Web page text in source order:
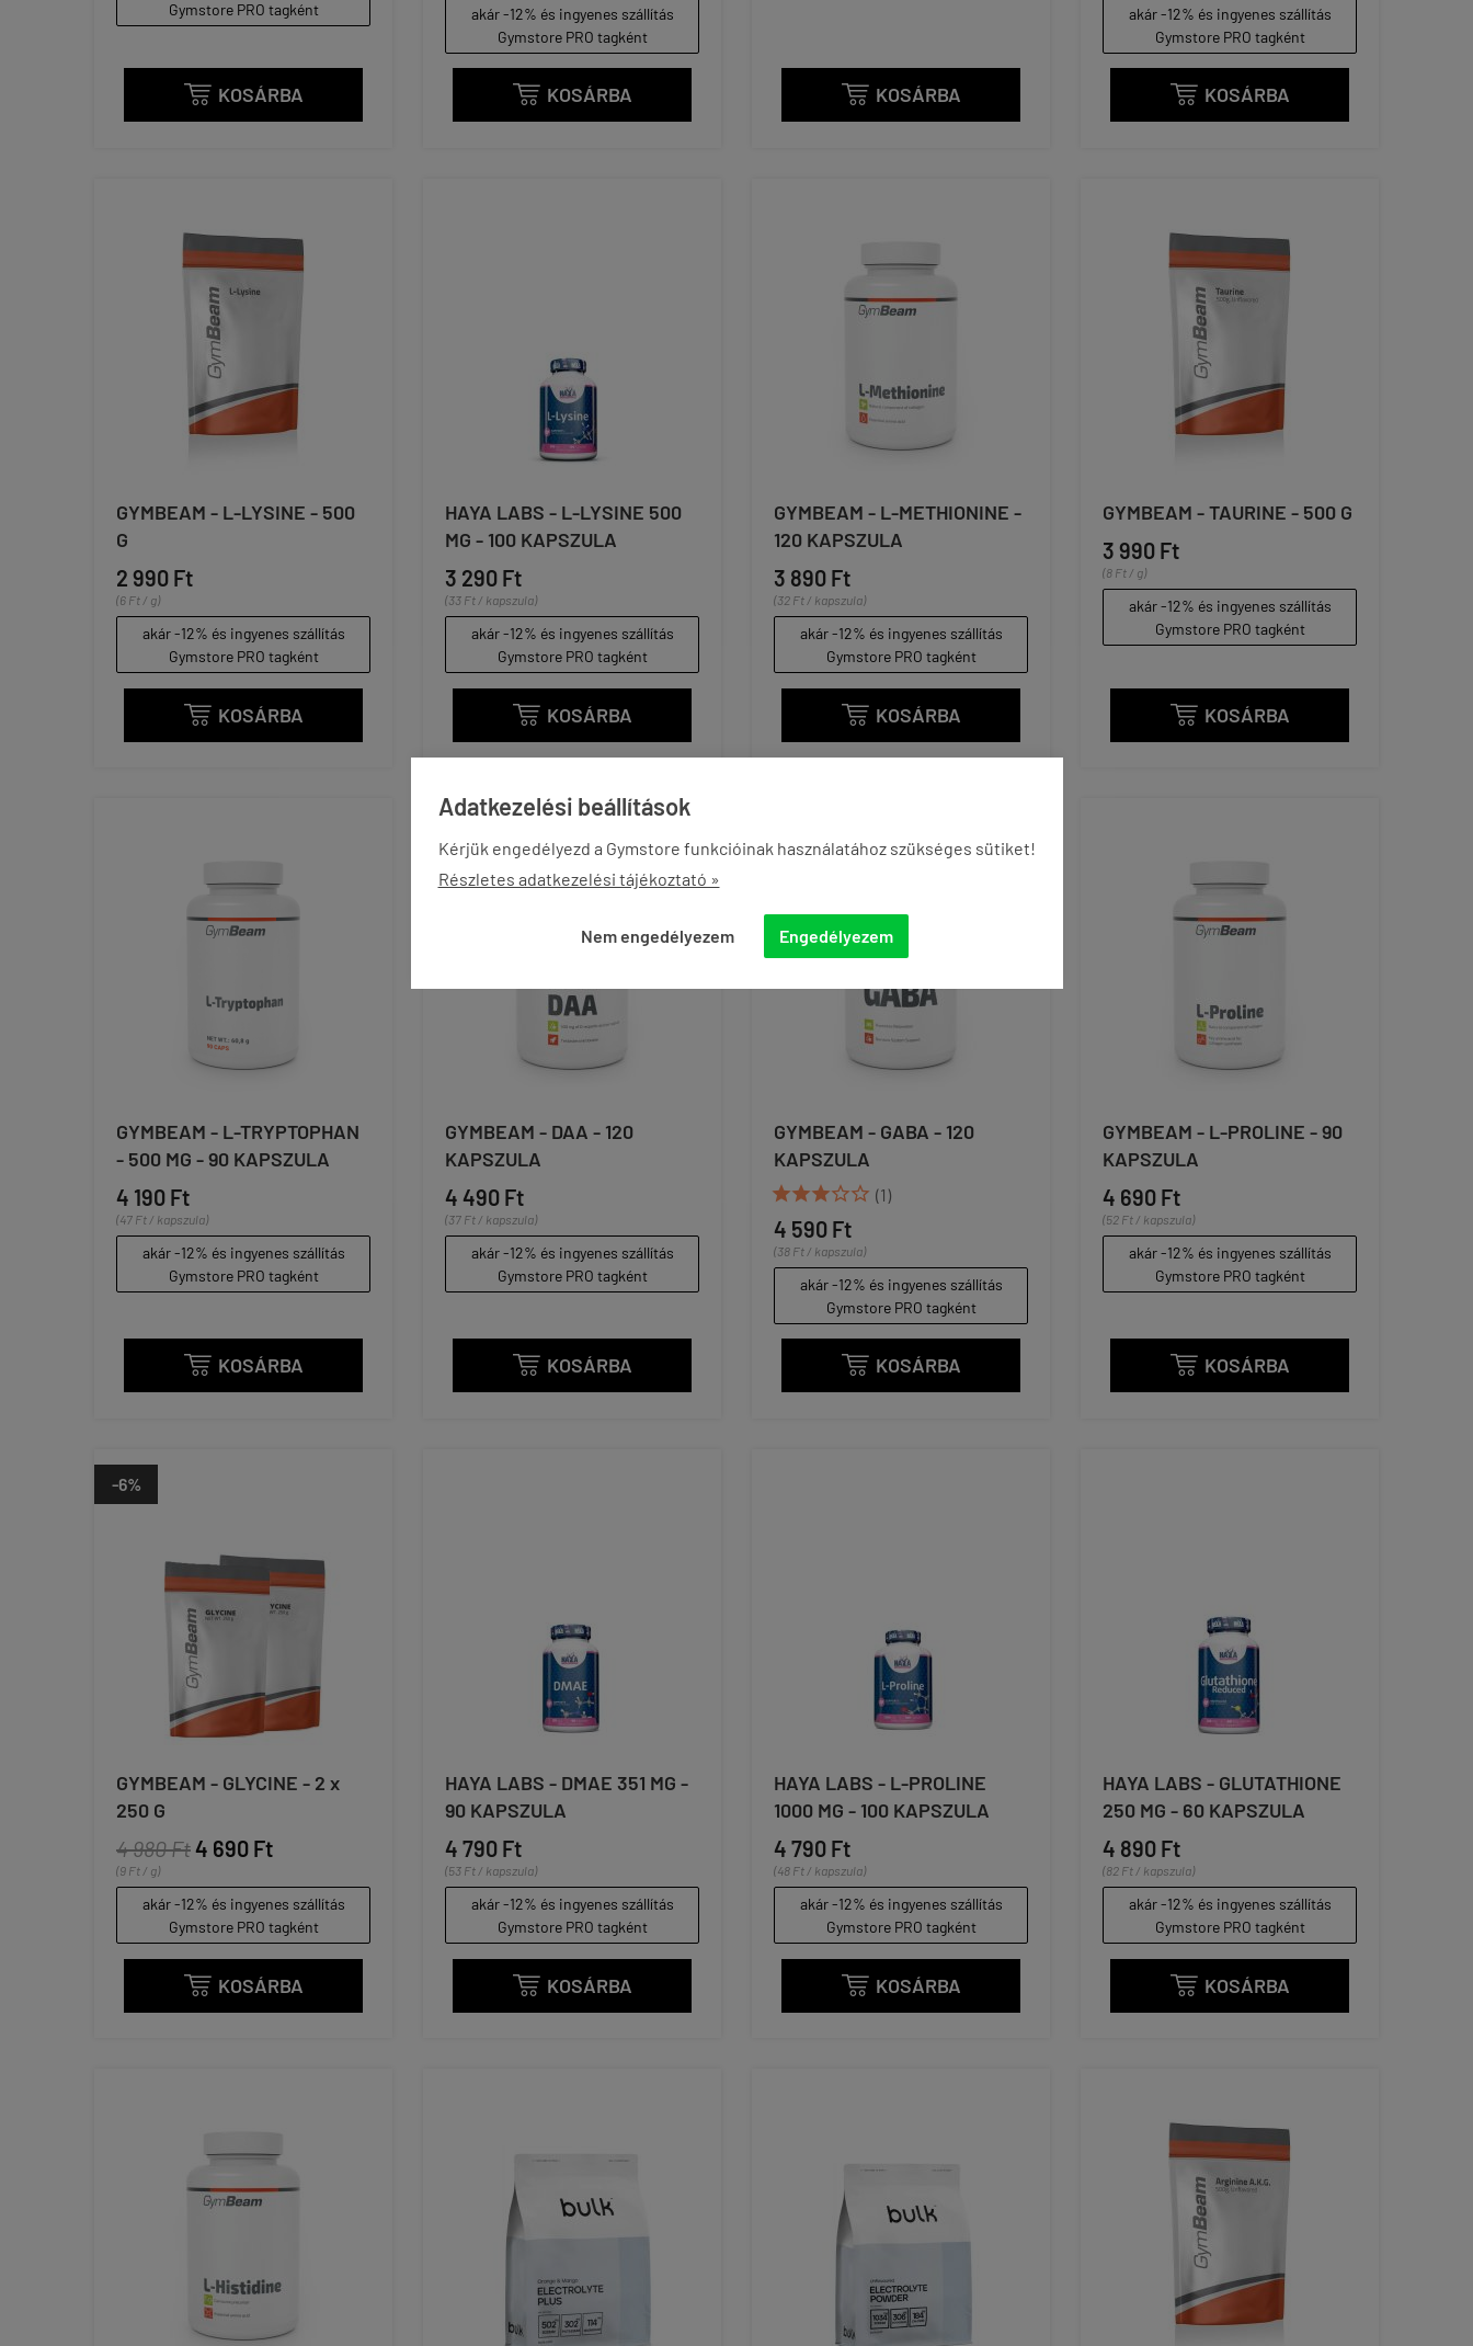
Adatkezelési beállítások
Kérjük engedélyezd a Gymstore funkcióinak használatához szükséges sütiket!
Részletes adatkezelési tájékoztató »
Nem engedélyezem Engedélyezem
Gymstore PRO tagként
 KOSÁRBA
akár -12% és ingyenes szállítás
Gymstore PRO tagként
 KOSÁRBA  KOSÁRBA
akár -12% és ingyenes szállítás
Gymstore PRO tagként
 KOSÁRBA
GYMBEAM - L-LYSINE - 500
G
2 990 Ft
(6 Ft / g)
akár -12% és ingyenes szállítás
Gymstore PRO tagként
 KOSÁRBA
HAYA LABS - L-LYSINE 500
MG - 100 KAPSZULA
3 290 Ft
(33 Ft / kapszula)
akár -12% és ingyenes szállítás
Gymstore PRO tagként
 KOSÁRBA
GYMBEAM - L-METHIONINE -
120 KAPSZULA
3 890 Ft
(32 Ft / kapszula)
akár -12% és ingyenes szállítás
Gymstore PRO tagként
 KOSÁRBA
GYMBEAM - TAURINE - 500 G
3 990 Ft
(8 Ft / g)
akár -12% és ingyenes szállítás
Gymstore PRO tagként
 KOSÁRBA
GYMBEAM - L-TRYPTOPHAN
- 500 MG - 90 KAPSZULA
4 190 Ft
(47 Ft / kapszula)
akár -12% és ingyenes szállítás
Gymstore PRO tagként
 KOSÁRBA
GYMBEAM - DAA - 120
KAPSZULA
4 490 Ft
(37 Ft / kapszula)
akár -12% és ingyenes szállítás
Gymstore PRO tagként
 KOSÁRBA
GYMBEAM - GABA - 120
KAPSZULA
 (1)
4 590 Ft
(38 Ft / kapszula)
akár -12% és ingyenes szállítás
Gymstore PRO tagként
 KOSÁRBA
GYMBEAM - L-PROLINE - 90
KAPSZULA
4 690 Ft
(52 Ft / kapszula)
akár -12% és ingyenes szállítás
Gymstore PRO tagként
 KOSÁRBA
-6%
GYMBEAM - GLYCINE - 2 x
250 G
4 980 Ft4 690 Ft
(9 Ft / g)
akár -12% és ingyenes szállítás
Gymstore PRO tagként
 KOSÁRBA
HAYA LABS - DMAE 351 MG -
90 KAPSZULA
4 790 Ft
(53 Ft / kapszula)
akár -12% és ingyenes szállítás
Gymstore PRO tagként
 KOSÁRBA
HAYA LABS - L-PROLINE
1000 MG - 100 KAPSZULA
4 790 Ft
(48 Ft / kapszula)
akár -12% és ingyenes szállítás
Gymstore PRO tagként
 KOSÁRBA
HAYA LABS - GLUTATHIONE
250 MG - 60 KAPSZULA
4 890 Ft
(82 Ft / kapszula)
akár -12% és ingyenes szállítás
Gymstore PRO tagként
 KOSÁRBA